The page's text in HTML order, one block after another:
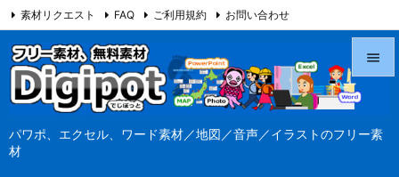
パワポ、エクセル、ワード素材／地図／音声／イラストのフリー素
材


素材リクエスト FAQ ご利用規約 お問い合わせ
当サイト（Digipot.net）について